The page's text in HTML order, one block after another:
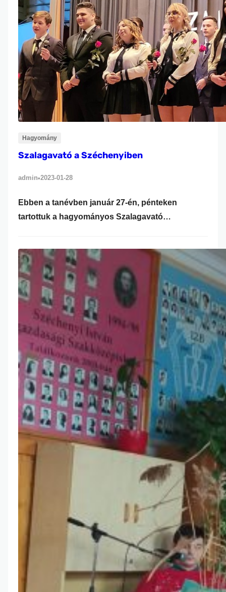
mindannyiunknak. Születésnapján nemcsak
emlékezünk rá, hanem tanulunk is örökségéből:
felelősségvállalásból, hazaszeretetből és a
közösségért való cselekvésből.
Hagyomány
Szalagavató a Széchenyiben
admin•2023-01-28
Ebben a tanévben január 27-én, pénteken
tartottuk a hagyományos Szalagavató
a színpadon bemutatkoztak a végzősök, majd az
iskolánk igazgatónője tartotta meg
búcsúbeszédét. Ezután következett a
szalagtűzés. A két osztályfőnökre, Nádpataki
Etelka tanárnőre (12/A) és Balogh Imre (12/B)
tanár úrra Prohászka Sarolta intézményvezető…